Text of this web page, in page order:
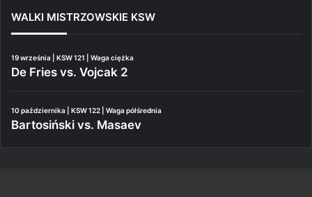
WALKI MISTRZOWSKIE KSW
19 września | KSW 121 | Waga ciężka
De Fries vs. Vojcak 2
10 października | KSW 122 | Waga półśrednia
Bartosiński vs. Masaev